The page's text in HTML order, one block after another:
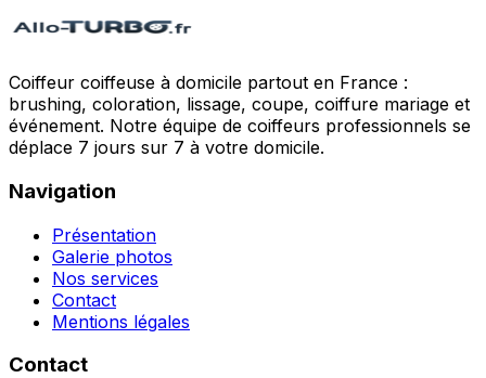
Coiffeur coiffeuse à domicile partout en France :
brushing, coloration, lissage, coupe, coiffure mariage et
événement. Notre équipe de coiffeurs professionnels se
déplace 7 jours sur 7 à votre domicile.
Navigation
Présentation
Galerie photos
Nos services
Contact
Mentions légales
Contact